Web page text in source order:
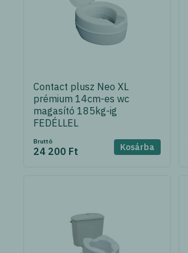
Contact plusz Neo XL
prémium 14cm-es wc
magasító 185kg-ig
FEDÉLLEL
Bruttó
24 200 Ft Kosárba